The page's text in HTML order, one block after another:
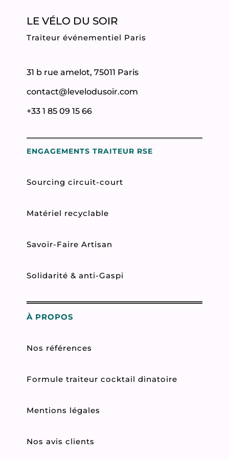
LE VÉLO DU SOIR
Traiteur événementiel Paris
31 b rue amelot, 75011 Paris
contact@levelodusoir.com
+33 1 85 09 15 66
ENGAGEMENTS TRAITEUR RSE
Sourcing circuit-court
Matériel recyclable
Savoir-Faire Artisan
Solidarité & anti-Gaspi
À PROPOS
Nos références
Formule traiteur cocktail dinatoire
Mentions légales
Nos avis clients